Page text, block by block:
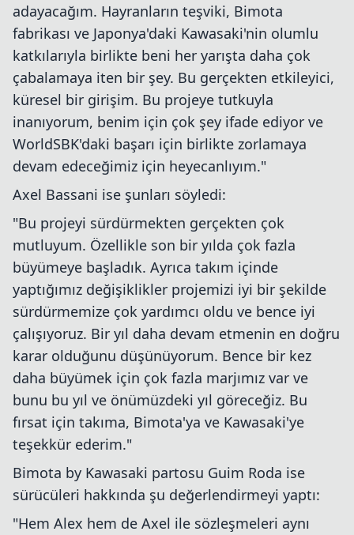
adayacağım. Hayranların teşviki, Bimota
fabrikası ve Japonya'daki Kawasaki'nin olumlu
katkılarıyla birlikte beni her yarışta daha çok
çabalamaya iten bir şey. Bu gerçekten etkileyici,
küresel bir girişim. Bu projeye tutkuyla
inanıyorum, benim için çok şey ifade ediyor ve
WorldSBK'daki başarı için birlikte zorlamaya
devam edeceğimiz için heyecanlıyım."
Axel Bassani ise şunları söyledi:
"Bu projeyi sürdürmekten gerçekten çok
mutluyum. Özellikle son bir yılda çok fazla
büyümeye başladık. Ayrıca takım içinde
yaptığımız değişiklikler projemizi iyi bir şekilde
sürdürmemize çok yardımcı oldu ve bence iyi
çalışıyoruz. Bir yıl daha devam etmenin en doğru
karar olduğunu düşünüyorum. Bence bir kez
daha büyümek için çok fazla marjımız var ve
bunu bu yıl ve önümüzdeki yıl göreceğiz. Bu
fırsat için takıma, Bimota'ya ve Kawasaki'ye
teşekkür ederim."
Bimota by Kawasaki partosu Guim Roda ise
sürücüleri hakkında şu değerlendirmeyi yaptı:
"Hem Alex hem de Axel ile sözleşmeleri aynı